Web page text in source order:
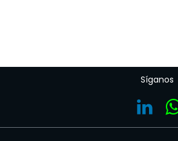
Síganos